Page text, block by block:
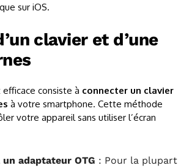
sur iOS.
clavier et d’une
consiste à connecter un clavier
à votre smartphone. Cette méthode
votre appareil sans utiliser l’écran
adaptateur OTG : Pour la plupart